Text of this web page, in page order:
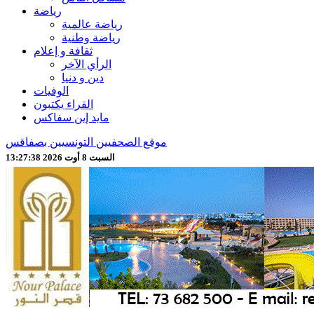
رياضة
رياضة عالمية
رياضة وطنية
ثقافة و إعلام
الرأي الآخر
دين و دنيا
الوفيات
القراء يكتبون
مايد إين سفاكس
موقع الصحفيين التونسيين بصفاقس
السبت 8 أوت 2026 13:27:40